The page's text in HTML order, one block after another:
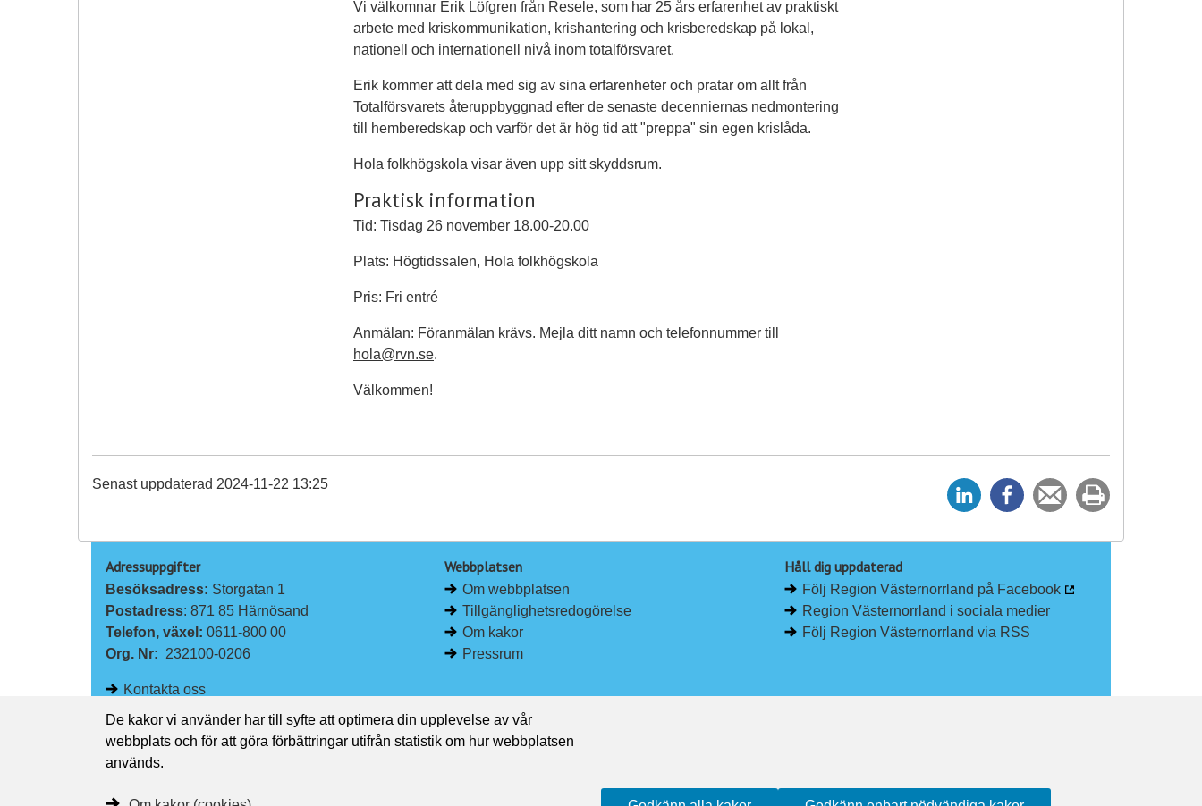
Vi välkomnar Erik Löfgren från Resele, som har 25 års erfarenhet av praktiskt
arbete med kriskommunikation, krishantering och krisberedskap på lokal,
nationell och internationell nivå inom totalförsvaret.
Erik kommer att dela med sig av sina erfarenheter och pratar om allt från
Totalförsvarets återuppbyggnad efter de senaste decenniernas nedmontering
till hemberedskap och varför det är hög tid att "preppa" sin egen krislåda.
Hola folkhögskola visar även upp sitt skyddsrum.
Praktisk information
Tid: Tisdag 26 november 18.00-20.00
Plats: Högtidssalen, Hola folkhögskola
Pris: Fri entré
Anmälan: Föranmälan krävs. Mejla ditt namn och telefonnummer till
hola@rvn.se.
Välkommen!
e
p
å
L
k
e
p
å
F
e
Tipsa
en
ut
Senast uppdaterad 2024-11-22 13:25
Adressuppgifter
Besöksadress: Storgatan 1
Postadress: 871 85 Härnösand
Telefon, växel: 0611-800 00
Org. Nr: 232100-0206
Kontakta oss
Webbplatsen
Om webbplatsen
Tillgänglighetsredogörelse
Om kakor
Pressrum
Håll dig uppdaterad
Följ Region Västernorrland på Facebook
Region Västernorrland i sociala medier
Följ Region Västernorrland via RSS
De kakor vi använder har till syfte att optimera din upplevelse av vår
webbplats och för att göra förbättringar utifrån statistik om hur webbplatsen
används.